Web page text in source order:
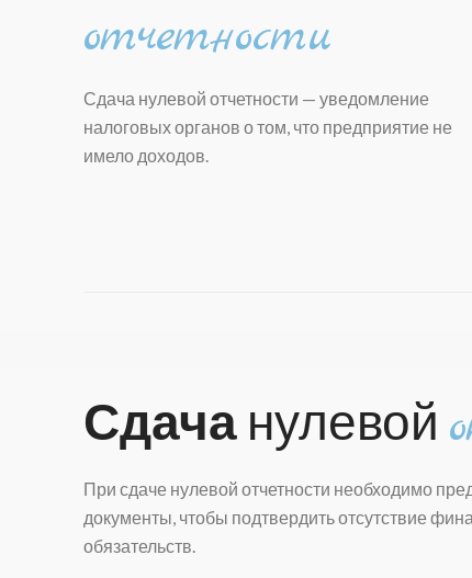
отчетности
Сдача нулевой отчетности — уведомление
налоговых органов о том, что предприятие не
имело доходов.
Сдача нулевой
При сдаче нулевой отчетности необходимо
документы, чтобы подтвердить отсутствие
обязательств.